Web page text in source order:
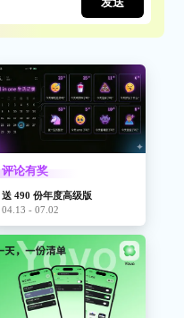
评论有奖
送 490 份年度高级版
04.13 - 07.02